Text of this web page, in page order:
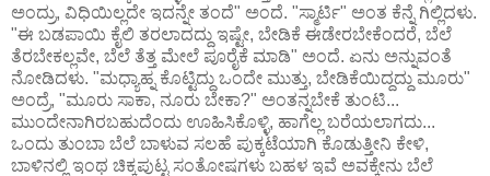
ಅಂದ್ರು, ವಿಧಿಯಿಲ್ಲದೇ ಇದನ್ನೇ ತಂದೆ" ಅಂದೆ. "ಸ್ಮಾರ್ಟಿ" ಅಂತ ಕೆನ್ನೆ ಗಿಲ್ಲಿದಳು.
"ಈ ಬಡಪಾಯಿ ಕೈಲಿ ತರಲಾದದ್ದು ಇಷ್ಟೇ, ಬೇಡಿಕೆ ಈಡೇರಬೇಕೆಂದರೆ, ಬೆಲೆ
ತೆರಬೇಕಲ್ಲವೇ, ಬೆಲೆ ತೆತ್ತ ಮೇಲೆ ಪೂರೈಕೆ ಮಾಡಿ" ಅಂದೆ. ಏನು ಅನ್ನುವಂತೆ
ನೋಡಿದಳು. "ಮಧ್ಯಾಹ್ನ ಕೊಟ್ಟಿದ್ದು ಒಂದೇ ಮುತ್ತು, ಬೇಡಿಕೆಯಿದ್ದದ್ದು ಮೂರು"
ಅಂದ್ರೆ, "ಮೂರು ಸಾಕಾ, ನೂರು ಬೇಕಾ?" ಅಂತನ್ನಬೇಕೆ ತುಂಟಿ...
ಮುಂದೇನಾಗಿರಬಹುದೆಂದು ಊಹಿಸಿಕೊಳ್ಳಿ, ಹಾಗೆಲ್ಲ ಬರೆಯಲಾಗದು...
ಒಂದು ತುಂಬಾ ಬೆಲೆ ಬಾಳುವ ಸಲಹೆ ಪುಕ್ಕಟೆಯಾಗಿ ಕೊಡುತ್ತೀನಿ ಕೇಳಿ,
ಬಾಳಿನಲ್ಲಿ ಇಂಥ ಚಿಕ್ಕಪುಟ್ಟ ಸಂತೋಷಗಳು ಬಹಳ ಇವೆ ಅವಕ್ಕೇನು ಬೆಲೆ